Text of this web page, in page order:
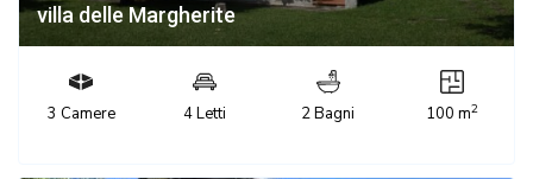
villa delle Margherite
3 Camere 4 Letti 2 Bagni 100 m2